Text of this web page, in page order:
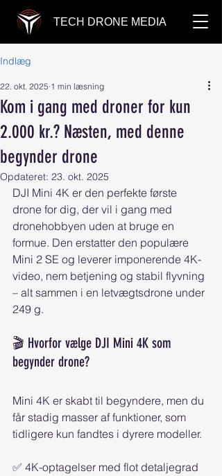
TECH DRONE MEDIA
Indlæg
Kom i gang med droner for kun
2.000 kr.? Næsten, med denne
begynder drone
22. okt. 2025 1 min læsning
Opdateret: 23. okt. 2025
DJI Mini 4K er den perfekte første
drone for dig, der vil i gang med
dronehobbyen uden at bruge en
formue. Den erstatter den populære
Mini 2 SE og leverer imponerende 4K-
video, nem betjening og stabil flyvning
– alt sammen i en letvægtsdrone under
249 g.
🎬 Hvorfor vælge DJI Mini 4K som
begynder drone?
Mini 4K er skabt til begyndere, men du
får stadig masser af funktioner, som
tidligere kun fandtes i dyrere modeller.
✅ 4K-optagelser med flot detaljegrad